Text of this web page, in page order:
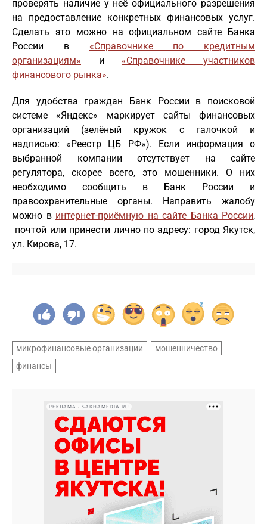
проверять наличие у неё официального разрешения
на предоставление конкретных финансовых услуг.
Сделать это можно на официальном сайте Банка
России в «Справочнике по кредитным
организациям» и «Справочнике участников
финансового рынка».
Для удобства граждан Банк России в поисковой
системе «Яндекс» маркирует сайты финансовых
организаций (зелёный кружок с галочкой и
надписью: «Реестр ЦБ РФ»). Если информация о
выбранной компании отсутствует на сайте
регулятора, скорее всего, это мошенники. О них
необходимо сообщить в Банк России и
правоохранительные органы. Направить жалобу
можно в интернет-приёмную на сайте Банка России,
почтой или принести лично по адресу: город Якутск,
ул. Кирова, 17.
микрофинансовые организации
мошенничество
финансы
РЕКЛАМА • SAKHAMEDIA.RU